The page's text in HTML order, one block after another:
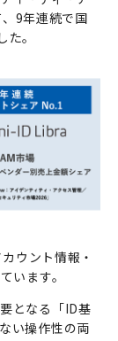
、9年連続で国
。
ウント情報・
います。
となる「ID基
い操作性の両